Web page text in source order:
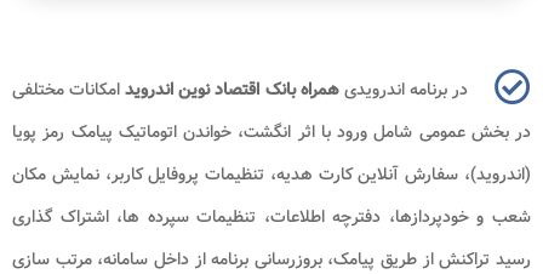
در برنامه اندرویدیهمراه بانک اقتصاد نوین اندرویدامکانات مختلفی
در بخش عمومی شامل ورود با اثر انگشت، خواندن اتوماتیک پیامک رمز پویا
(اندروید)، سفارش آنلاین کارت هدیه، تنظیمات پروفایل کاربر، نمایش مکان
شعب و خودپردازها، دفترچه اطلاعات، تنظیمات سپرده ها، اشتراک گذاری
رسید تراکنش از طریق پیامک، بروزرسانی برنامه از داخل سامانه، مرتب سازی